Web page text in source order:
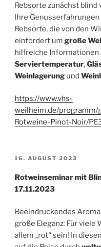
Rebsorte zunächst blind
Ihre
Rebsorte, die von den
einfordert um große
hilfreiche Informationen
Serviertemperatur,
Weinlagerung und
https://www.vhs-
weilheim.de/
Rotweine-Pinot-Noir/
VERÖFFENTLICHT
16. AUGUST 2023
Rotweinseminar mit
17.11.2023
Beeindruckendes
große Eleganz: Für viele
allem „rot“ sein! In